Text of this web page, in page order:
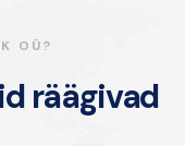
OÜ?
räägivad